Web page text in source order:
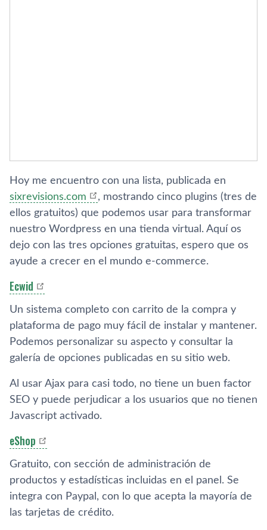
Hoy me encuentro con una lista, publicada en
sixrevisions.com
, mostrando cinco plugins (tres de
ellos gratuitos) que podemos usar para transformar
nuestro Wordpress en una tienda virtual. Aquí­ os
dejo con las tres opciones gratuitas, espero que os
ayude a crecer en el mundo e-commerce.
Ecwid
Un sistema completo con carrito de la compra y
plataforma de pago muy fácil de instalar y mantener.
Podemos personalizar su aspecto y consultar la
galerí­a de opciones publicadas en su sitio web.
Al usar Ajax para casi todo, no tiene un buen factor
SEO y puede perjudicar a los usuarios que no tienen
Javascript activado.
eShop
Gratuito, con sección de administración de
productos y estadí­sticas incluidas en el panel. Se
integra con Paypal, con lo que acepta la mayorí­a de
las tarjetas de crédito.